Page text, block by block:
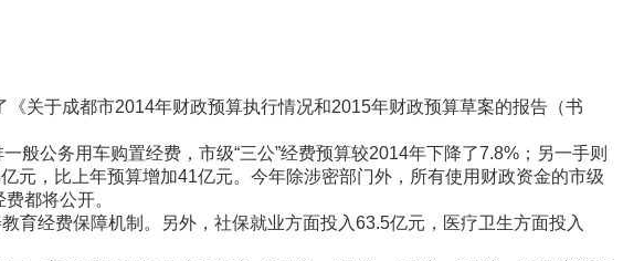
关于成都市2014年财政预算执行情况和2015年财政预算草案的报告（书
公务用车购置经费，市级“三公”经费预算较2014年下降了7.8%；另一手则
元，比上年预算增加41亿元。今年除涉密部门外，所有使用财政资金的市级
都将公开。
经费保障机制。另外，社保就业方面投入63.5亿元，医疗卫生方面投入